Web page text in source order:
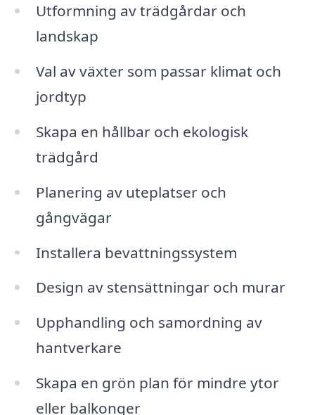
Utformning av trädgårdar och
landskap
Val av växter som passar klimat och
jordtyp
Skapa en hållbar och ekologisk
trädgård
Planering av uteplatser och
gångvägar
Installera bevattningssystem
Design av stensättningar och murar
Upphandling och samordning av
hantverkare
Skapa en grön plan för mindre ytor
eller balkonger